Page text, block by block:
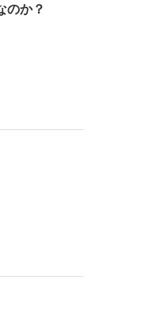
のか？